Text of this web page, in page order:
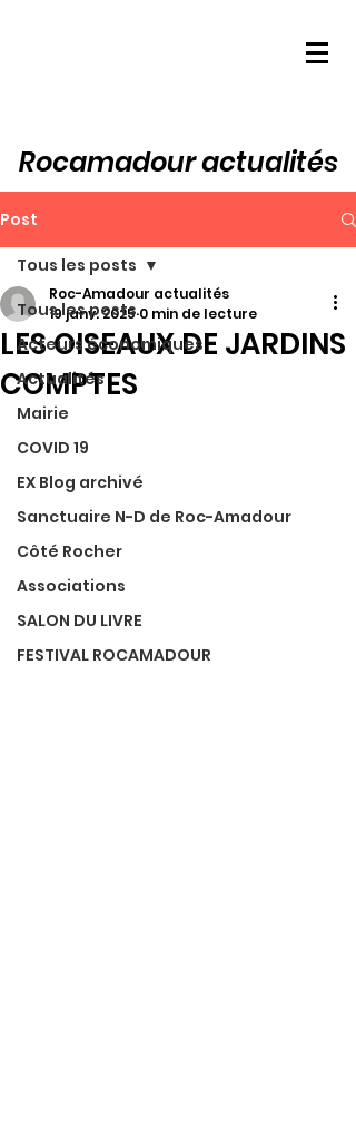
Rocamadour actualités
Post
Tous les posts
Acteurs économiques
Actualités
Mairie
COVID 19
EX Blog archivé
Sanctuaire N-D de Roc-Amadour
Côté Rocher
Associations
SALON DU LIVRE
FESTIVAL ROCAMADOUR
Tous les posts
LES OISEAUX DE JARDINS
COMPTES
Roc-Amadour actualités
19 janv. 2025 0 min de lecture